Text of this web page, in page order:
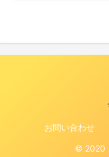
お問い合わせ
© 2020